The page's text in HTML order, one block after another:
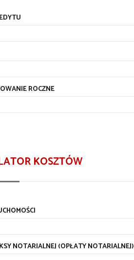
ROCZNE
KOSZTÓW
NOTARIALNEJ (OPŁATY NOTARIALNEJ)